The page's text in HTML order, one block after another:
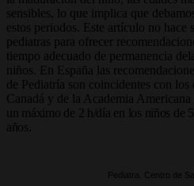
sensibles, lo que implica que
estos periodos. Este artículo no hace
pediatras para ofrecer
tiempo adecuado de permanencia
niños. En España las
de Pediatría son coincidentes con
Canadá y de la Academia Americana
un máximo de 2 h/día en los niños de
años.
Pediatra. Centro de